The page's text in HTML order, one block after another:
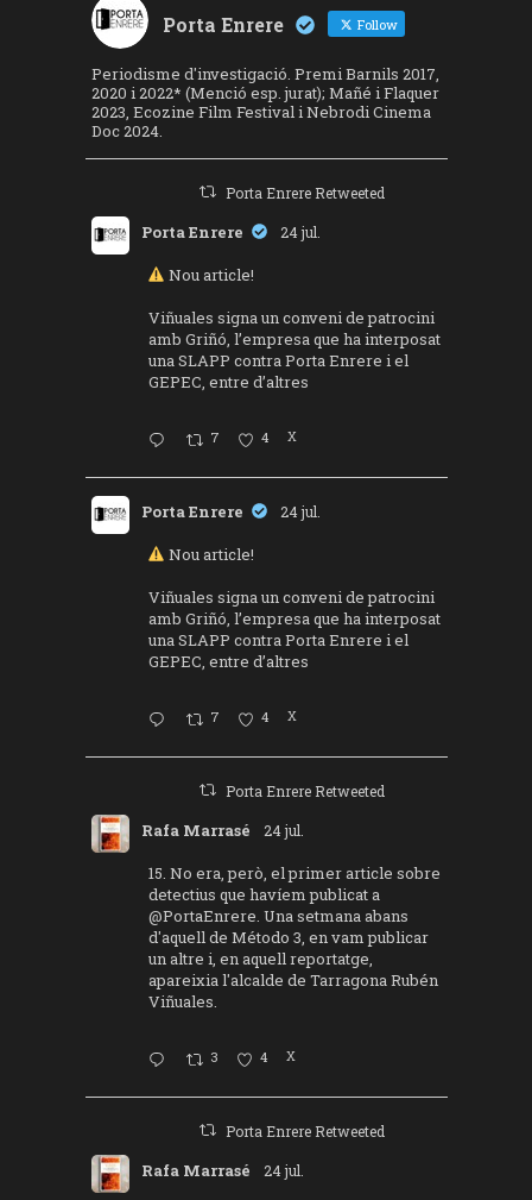
Porta Enrere Follow
Periodisme d'investigació. Premi Barnils 2017,
2020 i 2022* (Menció esp. jurat); Mañé i Flaquer
2023, Ecozine Film Festival i Nebrodi Cinema
Doc 2024.
Porta Enrere Retweeted
Porta Enrere 24 jul.
Nou article!
Viñuales signa un conveni de patrocini
amb Griñó, l’empresa que ha interposat
una SLAPP contra Porta Enrere i el
GEPEC, entre d’altres
7 4 X
Porta Enrere 24 jul.
Nou article!
Viñuales signa un conveni de patrocini
amb Griñó, l’empresa que ha interposat
una SLAPP contra Porta Enrere i el
GEPEC, entre d’altres
7 4 X
Porta Enrere Retweeted
Rafa Marrasé 24 jul.
15. No era, però, el primer article sobre
detectius que havíem publicat a
@PortaEnrere. Una setmana abans
d'aquell de Método 3, en vam publicar
un altre i, en aquell reportatge,
apareixia l'alcalde de Tarragona Rubén
Viñuales.
3 4 X
Porta Enrere Retweeted
Rafa Marrasé 24 jul.